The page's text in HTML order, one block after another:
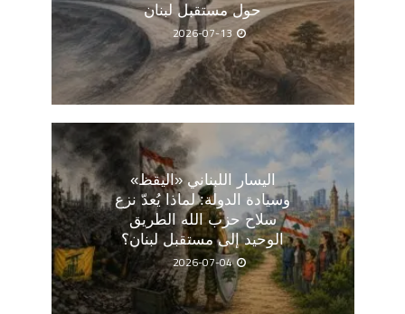
حول مستقبل لبنان
2026-07-13
اليسار اللبناني «اليقظ»
وسيادة الدولة: لماذا يُعدّ نزع
سلاح حزب الله الطريق
الوحيد إلى مستقبل لبنان؟
2026-07-04